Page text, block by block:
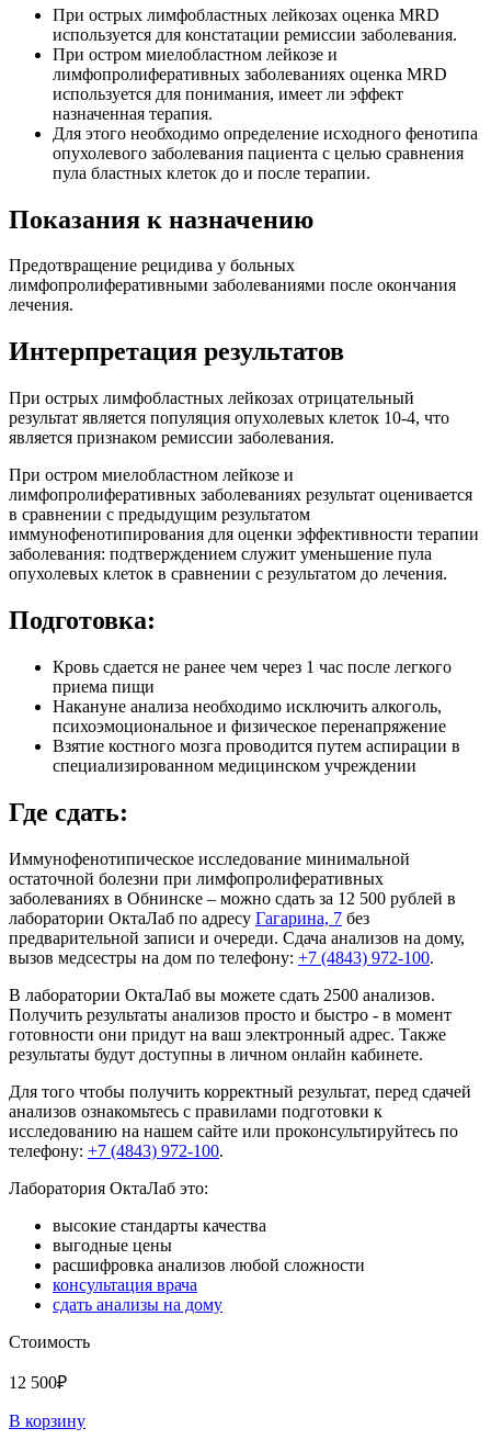
При острых лимфобластных лейкозах оценка MRD
используется для констатации ремиссии заболевания.
При остром миелобластном лейкозе и
лимфопролиферативных заболеваниях оценка MRD
используется для понимания, имеет ли эффект
назначенная терапия.
Для этого необходимо определение исходного фенотипа
опухолевого заболевания пациента с целью сравнения
пула бластных клеток до и после терапии.
Показания к назначению
Предотвращение рецидива у больных
лимфопролиферативными заболеваниями после окончания
лечения.
Интерпретация результатов
При острых лимфобластных лейкозах отрицательный
результат является популяция опухолевых клеток 10-4, что
является признаком ремиссии заболевания.
При остром миелобластном лейкозе и
лимфопролиферативных заболеваниях результат оценивается
в сравнении с предыдущим результатом
иммунофенотипирования для оценки эффективности терапии
заболевания: подтверждением служит уменьшение пула
опухолевых клеток в сравнении с результатом до лечения.
Подготовка:
Кровь сдается не ранее чем через 1 час после легкого
приема пищи
Накануне анализа необходимо исключить алкоголь,
психоэмоциональное и физическое перенапряжение
Взятие костного мозга проводится путем аспирации в
специализированном медицинском учреждении
Где сдать:
Иммунофенотипическое исследование минимальной
остаточной болезни при лимфопролиферативных
заболеваниях в Обнинске – можно сдать за 12 500 рублей в
лаборатории ОктаЛаб по адресу Гагарина, 7 без
предварительной записи и очереди. Сдача анализов на дому,
вызов медсестры на дом по телефону: +7 (4843) 972-100.
В лаборатории ОктаЛаб вы можете сдать 2500 анализов.
Получить результаты анализов просто и быстро - в момент
готовности они придут на ваш электронный адрес. Также
результаты будут доступны в личном онлайн кабинете.
Для того чтобы получить корректный результат, перед сдачей
анализов ознакомьтесь с правилами подготовки к
исследованию на нашем сайте или проконсультируйтесь по
телефону: +7 (4843) 972-100.
Лаборатория ОктаЛаб это:
высокие стандарты качества
выгодные цены
расшифровка анализов любой сложности
консультация врача
сдать анализы на дому
Стоимость
12 500₽
В корзину